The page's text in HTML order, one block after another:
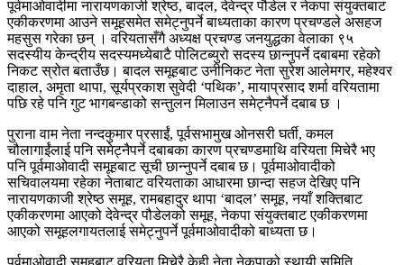
पूर्वमाओवादीमा नारायणकाजी श्रेष्ठ, बादल, देवेन्द्र पौडेल र नेकपा संयुक्तबाट
एकीकरणमा आउने समूहसमेत समेट्नुपर्ने बाध्यताका कारण प्रचण्डले असहज
महसुस गरेका छन् । वरियतासँगै अध्यक्ष प्रचण्ड जनयुद्धका वेलाका ९५
सदस्यीय केन्द्रीय सदस्यमध्येबाटै पोलिटब्युरो सदस्य छान्नुपर्ने दबाबमा रहेको
निकट स्रोत बताउँछ। बादल समूहबाट उनीनिकट नेता सुरेश आलेमगर, महेश्वर
दाहाल, अमृता थापा, सूर्यप्रकाश सुवेदी ‘पथिक’, मायाप्रसाद शर्मा वरियतामा
पछि रहे पनि गुट भागबन्डाको सन्तुलन मिलाउन समेट्नैपर्ने दबाब छ ।
पुराना वाम नेता नन्दकुमार प्रसाईं, पूर्वसभामुख ओनसरी घर्ती, कमल
चौलागाईंलाई पनि समेट्नैपर्ने दबाबका कारण प्रचण्डमाथि वरियता मिचेरै भए
पनि पूर्वमाओवादी समूहबाट सूची छान्नुपर्ने दबाब छ। पूर्वमाओवादीको
सचिवालयमा रहेका नेताबाट वरियताका आधारमा छान्दा सहज देखिए पनि
नारायणकाजी श्रेष्ठ समूह, रामबहादुर थापा ‘बादल’ समूह, नयाँ शक्तिबाट
एकीकरणमा आएको देवेन्द्र पौडेलको समूह, नेकपा संयुक्तबाट एकीकरणमा
आएको समूहलगायतलाई समेट्नुपर्ने पूर्वमाओवादीको बाध्यता छ।
पूर्वमाओवादी समूहबाट वरियता मिचेरै केही नेता नेकपाको स्थायी समिति